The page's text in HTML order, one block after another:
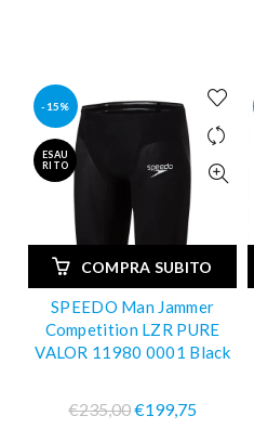
-15%
ESAU
RITO
COMPRA SUBITO
SPEEDO Man Jammer
Competition LZR PURE
VALOR 11980 0001 Black
€235,00€199,75